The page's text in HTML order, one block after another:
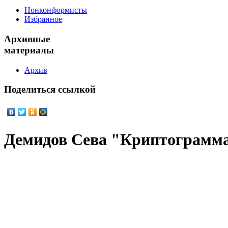
Нонконформисты
Избранное
Архивные
материалы
Архив
Поделиться ссылкой
Демидов Сева